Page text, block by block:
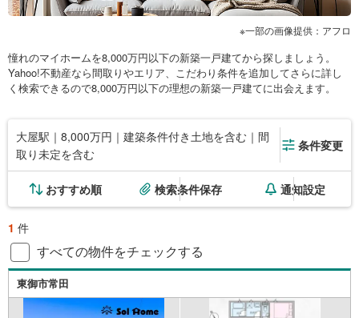
一部の画像提供：アフロ
憧れのマイホームを8,000万円以下の新築一戸建てから探しましょう。
Yahoo!不動産なら間取りやエリア、こだわり条件を追加してさらに詳し
く検索できるので8,000万円以下の理想の新築一戸建てに出会えます。
大屋駅｜8,000万円｜建築条件付き土地を含む｜間
取り未定を含む
条件変更
おすすめ順 検索条件保存 通知設定
1 件
すべての物件をチェックする
東御市常田